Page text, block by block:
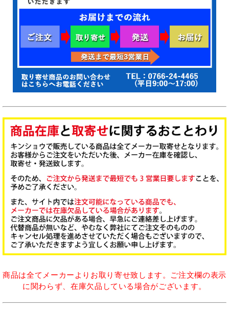
商品は全てメーカーよりお取り寄せ致します。ご注文欄の表示
に関わらず、在庫欠品している場合がございます。